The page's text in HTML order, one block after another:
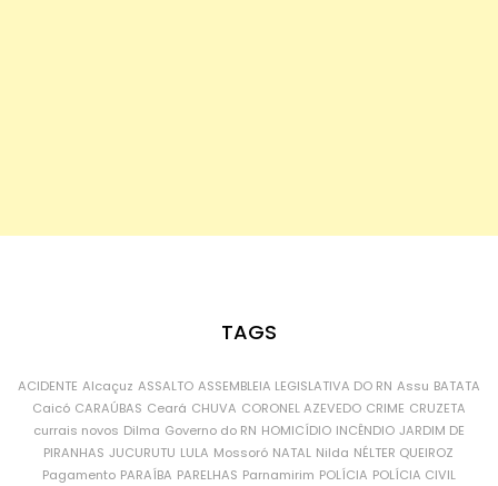
TAGS
ACIDENTE Alcaçuz ASSALTO ASSEMBLEIA LEGISLATIVA DO RN Assu BATATA
Caicó CARAÚBAS Ceará CHUVA CORONEL AZEVEDO CRIME CRUZETA
currais novos Dilma Governo do RN HOMICÍDIO INCÊNDIO JARDIM DE
PIRANHAS JUCURUTU LULA Mossoró NATAL Nilda NÉLTER QUEIROZ
Pagamento PARAÍBA PARELHAS Parnamirim POLÍCIA POLÍCIA CIVIL